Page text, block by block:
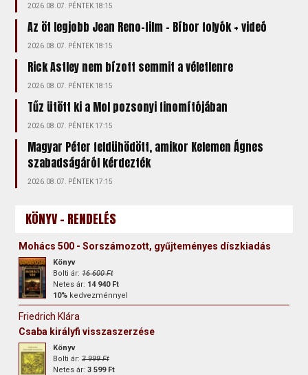
2026.08.07. PÉNTEK 18:15
Az öt legjobb Jean Reno-film – Bíbor folyók + videó
2026.08.07. PÉNTEK 18:15
Rick Astley nem bízott semmit a véletlenre
2026.08.07. PÉNTEK 18:15
Tűz ütött ki a Mol pozsonyi finomítójában
2026.08.07. PÉNTEK 17:15
Magyar Péter feldühödött, amikor Kelemen Ágnes
szabadságáról kérdezték
2026.08.07. PÉNTEK 17:15
KÖNYV - RENDELÉS
Mohács 500 - Sorszámozott, gyűjteményes díszkiadás
Könyv
Bolti ár:16 600 Ft
Netes ár: 14 940 Ft
10% kedvezménnyel
Friedrich Klára
Csaba királyfi visszaszerzése
Könyv
Bolti ár:3 999 Ft
Netes ár:3 599 Ft